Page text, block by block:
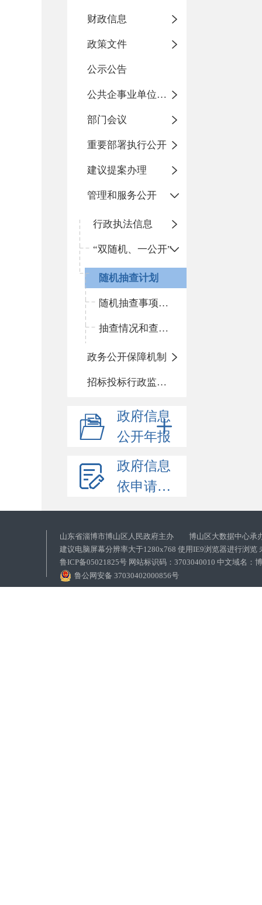
财政信息
政策文件
公示公告
公共企事业单位信息公开
部门会议
重要部署执行公开
建议提案办理
管理和服务公开
行政执法信息
“双随机、一公开”
随机抽查计划
随机抽查事项清单
抽查情况和查处结果
政务公开保障机制
招标投标行政监督责任清单
政府信息
公开年报
政府信息
依申请公开
山东省淄博市博山区人民政府主办 博山区大数据中心承
建议电脑屏幕分辨率大于1280x768 使用IE9浏览器进行浏览
鲁ICP备05021825号 网站标识码：3703040010 中文域名：
鲁公网安备 37030402000856号